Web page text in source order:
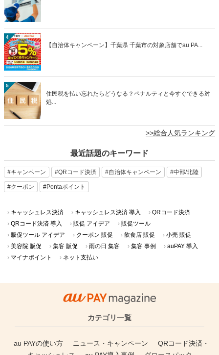
4
【自治体キャンペーン】千葉県 千葉市の対象店舗でau PA...
5
住民税を払い忘れたらどうなる？ペナルティと今すぐできる対
処...
>>総合人気ランキング
最近話題のキーワード
#キャンペーン #QRコード決済 #自治体キャンペーン #中部/北陸
#クーポン #Pontaポイント
キャッシュレス決済 キャッシュレス決済 導入
QRコード決済
QRコード決済 導入
販促 アイデア
販促ツール
販促ツール アイデア
クーポン 販促 飲食店 販促
小売 販促
美容院 販促
集客 販促 雨の日 集客 集客 事例
auPAY 導入
マイナポイント
ネット支払い
カテゴリ一覧
au PAYの使い方 ニュース・キャンペーン
QRコード決済・